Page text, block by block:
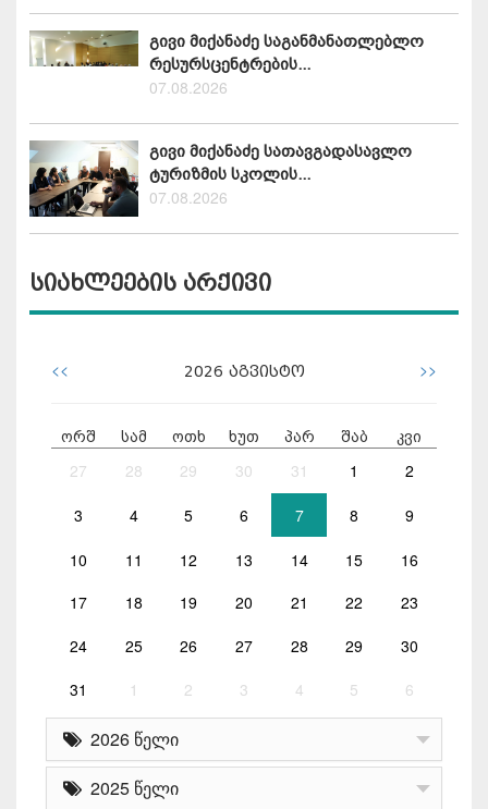
გივი მიქანაძე საგანმანათლებლო
რესურსცენტრების...
07.08.2026
გივი მიქანაძე სათავგადასავლო
ტურიზმის სკოლის...
07.08.2026
სიახლეების არქივი
<< 2026 აგვისტო >>
ორშ სამ ოთხ ხუთ პარ შაბ კვი
27 28 29 30 31 1 2
3 4 5 6 7 8 9
10 11 12 13 14 15 16
17 18 19 20 21 22 23
24 25 26 27 28 29 30
31 1 2 3 4 5 6
2026 წელი
2025 წელი